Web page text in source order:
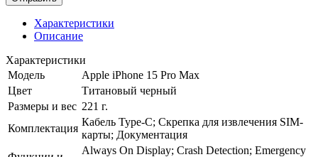
Характеристики
Описание
Характеристики
Модель
Apple iPhone 15 Pro Max
Цвет
Титановый черный
Размеры и вес 221 г.
Комплектация
Кабель Type-C; Скрепка для извлечения SIM-
карты; Документация
Always On Display; Сrash Detection; Emergency